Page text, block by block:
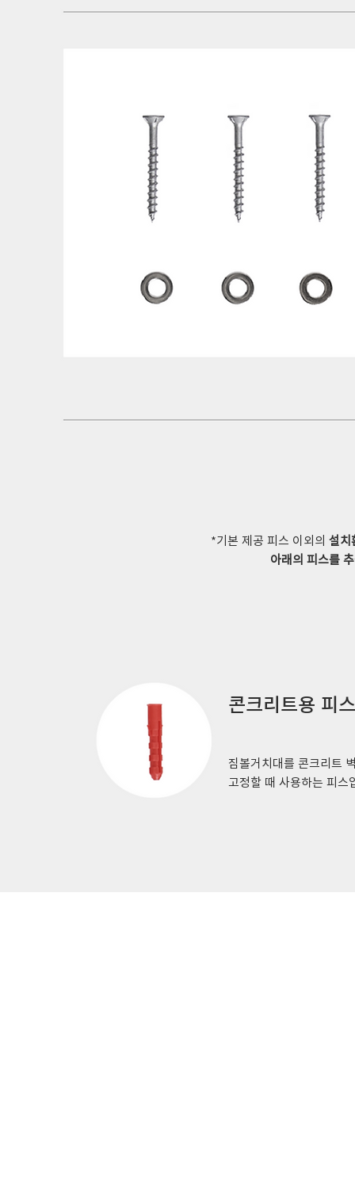
*기본 제공 피스 이외의 설치
아래의 피스를
짐볼거치대를 콘크리트
고정할 때 사용하는 피스
콘크리트용 피스